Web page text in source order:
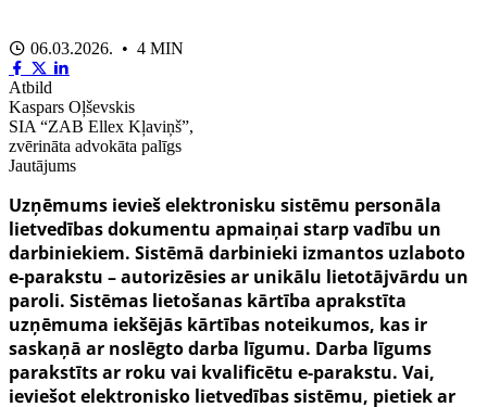
06.03.2026. • 4 MIN
Atbild
Kaspars Oļševskis
SIA “ZAB Ellex Kļaviņš”,
zvērināta advokāta palīgs
Jautājums
Uzņēmums ievieš elektronisku sistēmu personāla
lietvedības dokumentu apmaiņai starp vadību un
darbiniekiem. Sistēmā darbinieki izmantos uzlaboto
e-parakstu – autorizēsies ar unikālu lietotājvārdu un
paroli. Sistēmas lietošanas kārtība aprakstīta
uzņēmuma iekšējās kārtības noteikumos, kas ir
saskaņā ar noslēgto darba līgumu. Darba līgums
parakstīts ar roku vai kvalificētu e-parakstu. Vai,
ieviešot elektronisko lietvedības sistēmu, pietiek ar